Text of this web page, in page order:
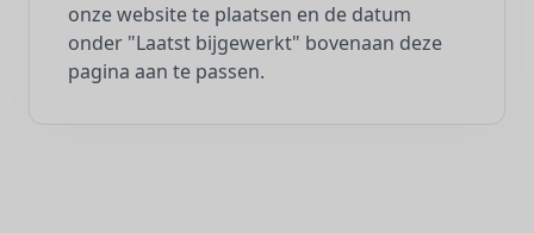
onze website te plaatsen en de datum
onder "Laatst bijgewerkt" bovenaan deze
pagina aan te passen.